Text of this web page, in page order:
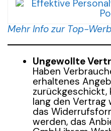
Mehr Info zur Top-
Ungewollte
Haben
erhaltenes
zurückgeschickt,
lang den Vertrag
das
werden, das